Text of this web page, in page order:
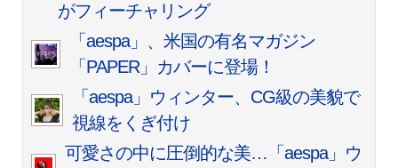
がフィーチャリング
「aespa」、米国の有名マガジン
「PAPER」カバーに登場！
「aespa」ウィンター、CG級の美貌で
視線をくぎ付け
可愛さの中に圧倒的な美…「aespa」ウ